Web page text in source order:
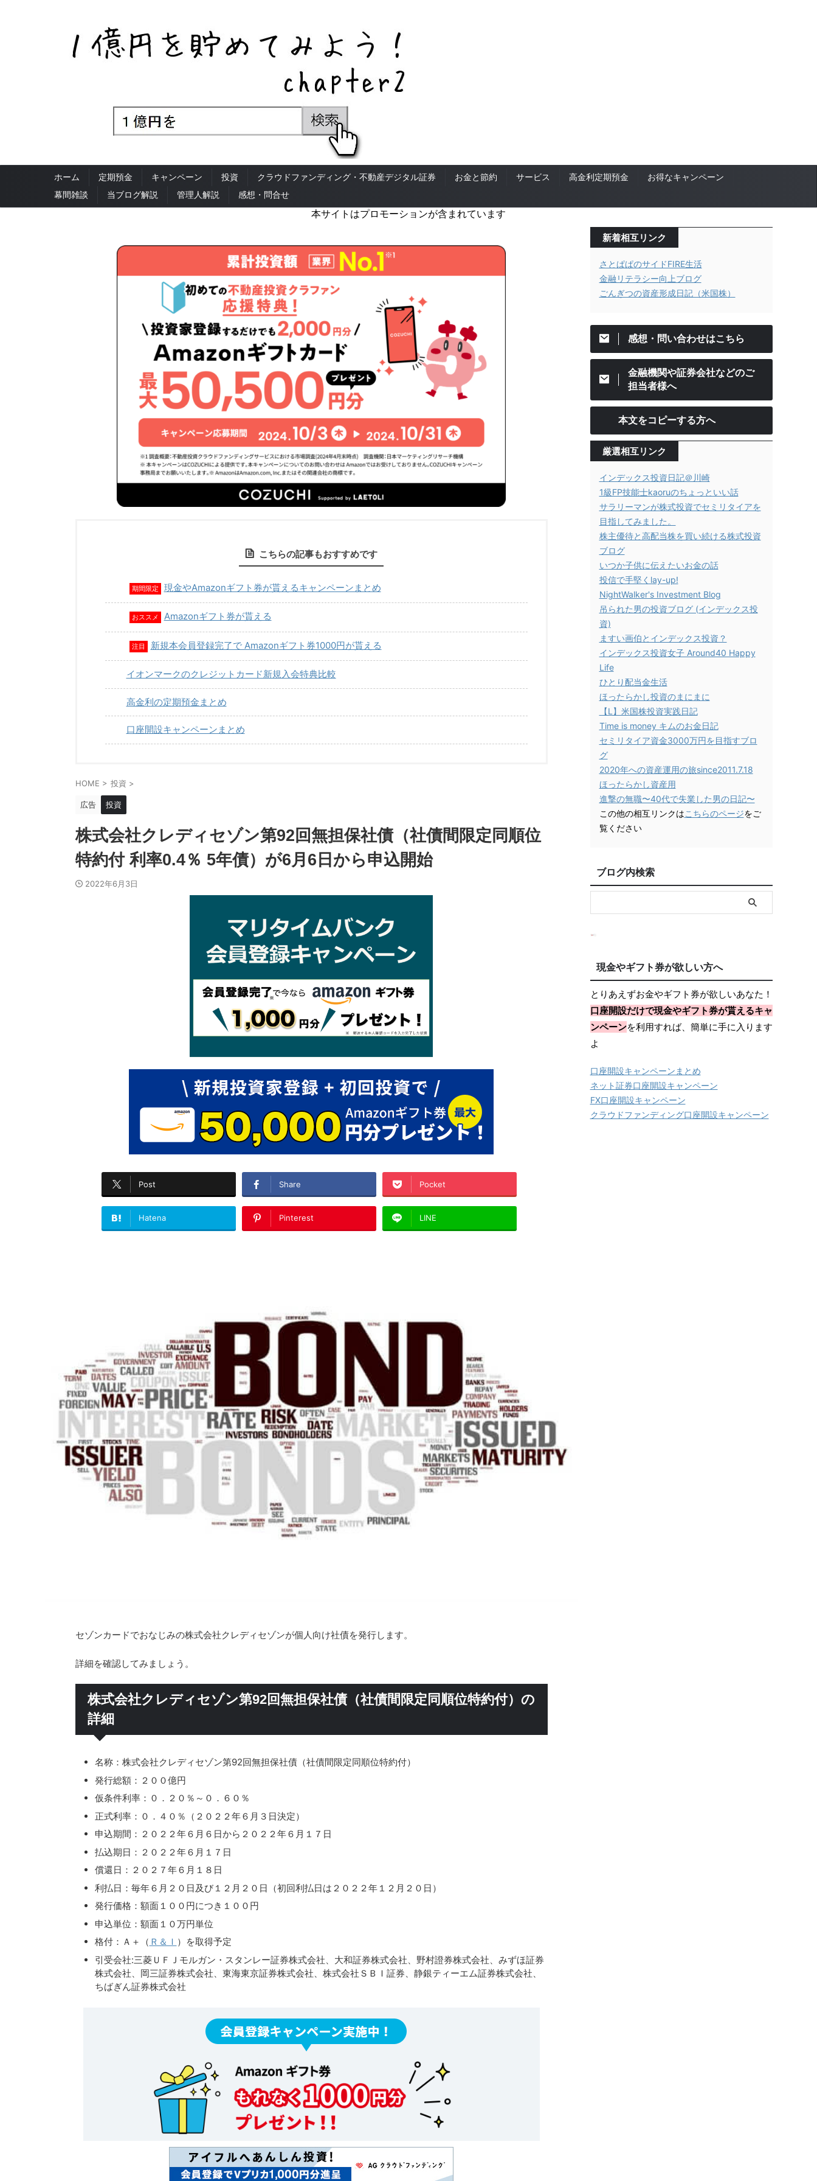
ホーム 定期預金 キャンペーン 投資 クラウドファンディング・不動産デジタル証券 お金と節約 サービス 高金利定期預金
お得なキャンペーン
幕間雑談
当ブログ解説 管理人解説 感想・問合せ
本サイトはプロモーションが含まれています
こちらの記事もおすすめです
期間限定 現金やAmazonギフト券が貰えるキャンペーンまとめ
おススメ Amazonギフト券が貰える
注目 新規本会員登録完了で Amazonギフト券1000円が貰える
イオンマークのクレジットカード新規入会特典比較
高金利の定期預金まとめ
口座開設キャンペーンまとめ
HOME > 投資 >
広告 投資
株式会社クレディセゾン第92回無担保社債（社債間限定同順位
特約付 利率0.4％ 5年債）が6月6日から申込開始
2022年6月3日
Post Share Pocket
Hatena Pinterest LINE
セゾンカードでおなじみの株式会社クレディセゾンが個人向け社債を発行します。
詳細を確認してみましょう。
株式会社クレディセゾン第92回無担保社債（社債間限定同順位特約付）の
詳細
名称：株式会社クレディセゾン第92回無担保社債（社債間限定同順位特約付）
発行総額：２００億円
仮条件利率：０．２０％～０．６０％
正式利率：０．４０％（２０２２年６月３日決定）
申込期間：２０２２年６月６日から２０２２年６月１７日
払込期日：２０２２年６月１７日
償還日：２０２７年６月１８日
利払日：毎年６月２０日及び１２月２０日（初回利払日は２０２２年１２月２０日）
発行価格：額面１００円につき１００円
申込単位：額面１０万円単位
格付：Ａ＋（ Ｒ＆Ｉ ）を取得予定
引受会社:三菱ＵＦＪモルガン・スタンレー証券株式会社、大和証券株式会社、野村證券株式会社、みずほ証券
株式会社、岡三証券株式会社、東海東京証券株式会社、株式会社ＳＢＩ証券、静銀ティーエム証券株式会社、
ちばぎん証券株式会社
新着相互リンク
さとぱぱのサイドFIRE生活
金融リテラシー向上ブログ
ごんぎつの資産形成日記（米国株）
感想・問い合わせはこちら
金融機関や証券会社などのご
担当者様へ
本文をコピーする方へ
厳選相互リンク
インデックス投資日記＠川崎
1級FP技能士kaoruのちょっといい話
サラリーマンが株式投資でセミリタイアを
目指してみました。
株主優待と高配当株を買い続ける株式投資
ブログ
いつか子供に伝えたいお金の話
投信で手堅くlay-up!
NightWalker's Investment Blog
吊られた男の投資ブログ (インデックス投
資)
ますい画伯とインデックス投資？
インデックス投資女子 Around40 Happy
Life
ひとり配当金生活
ほったらかし投資のまにまに
【L】米国株投資実践日記
Time is money キムのお金日記
セミリタイア資金3000万円を目指すブロ
グ
2020年への資産運用の旅since2011.7.18
ほったらかし資産用
進撃の無職〜40代で失業した男の日記〜
この他の相互リンクはこちらのページをご
覧ください
ブログ内検索
現金やギフト券が欲しい方へ
とりあえずお金やギフト券が欲しいあなた！
口座開設だけで現金やギフト券が貰えるキャ
ンペーンを利用すれば、簡単に手に入ります
よ
口座開設キャンペーンまとめ
ネット証券口座開設キャンペーン
FX口座開設キャンペーン
クラウドファンディング口座開設キャンペーン